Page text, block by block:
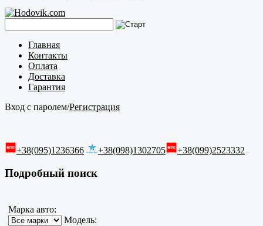
Главная
Контакты
Оплата
Доставка
Гарантия
Вход с паролем/Регистрация
+38(095)1236366 +38(098)1302705 +38(099)2523332
Подробный поиск
Марка авто:
Модель: